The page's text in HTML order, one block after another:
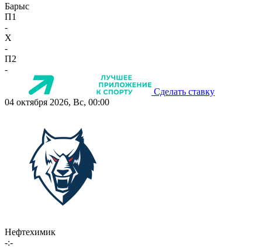
Барыс
П1
-
X
-
П2
-
Сделать ставку
04 октября 2026, Вс, 00:00
Нефтехимик
-:-